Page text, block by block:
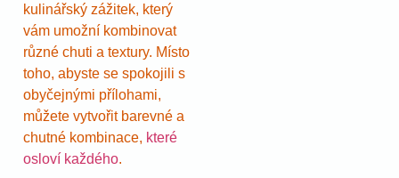
kulinářský zážitek, který
vám umožní kombinovat
různé chuti a textury. Místo
toho, abyste se spokojili s
obyčejnými přílohami,
můžete vytvořit barevné a
chutné kombinace, které
osloví každého.